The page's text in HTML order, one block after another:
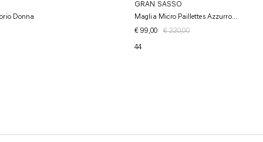
Donna
GRAN SASSO
Maglia Micro Paillettes Azzurro...
€ 99,00
€ 220,00
44